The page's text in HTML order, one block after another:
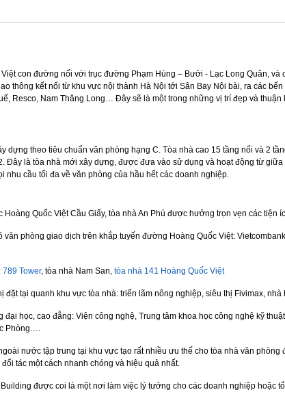
con đường nối với trục đường Phạm Hùng – Bưởi - Lạc Long Quân, và
thông kết nối từ khu vực nội thành Hà Nội tới Sân Bay Nội bài, ra các
Resco, Nam Thăng Long… Đây sẽ là một trong những vị trí đẹp và thuận
dựng theo tiêu chuẩn văn phòng hạng C. Tòa nhà cao 15 tầng nổi và 2
Đây là tòa nhà mới xây dựng, được đưa vào sử dụng và hoạt động từ giữa
cầu tối đa về văn phòng của hầu hết các doanh nghiệp.
Quốc Việt Cầu Giấy, tòa nhà An Phú được hưởng trọn vẹn các tiện
phòng giao dịch trên khắp tuyến đường Hoàng Quốc Việt:
789 Tower, tòa nhà Nam San, tòa nhà 141 Hoàng Quốc Việt
đặt tại quanh khu vực tòa nhà: triển lãm nông nghiệp, siêu thị Fivimax,
học, cao đẳng: Viện công nghệ, Trung tâm khoa học công nghệ kỹ
Phòng….
nước tập trung tại khu vực tạo rất nhiều ưu thế cho tòa nhà văn
tác một cách nhanh chóng và hiệu quả nhất.
được coi là một nơi làm việc lý tưởng cho các doanh nghiệp hoặc